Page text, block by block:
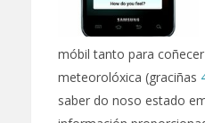
móbil tanto para
meteorolóxica (graciñas
saber do noso estado